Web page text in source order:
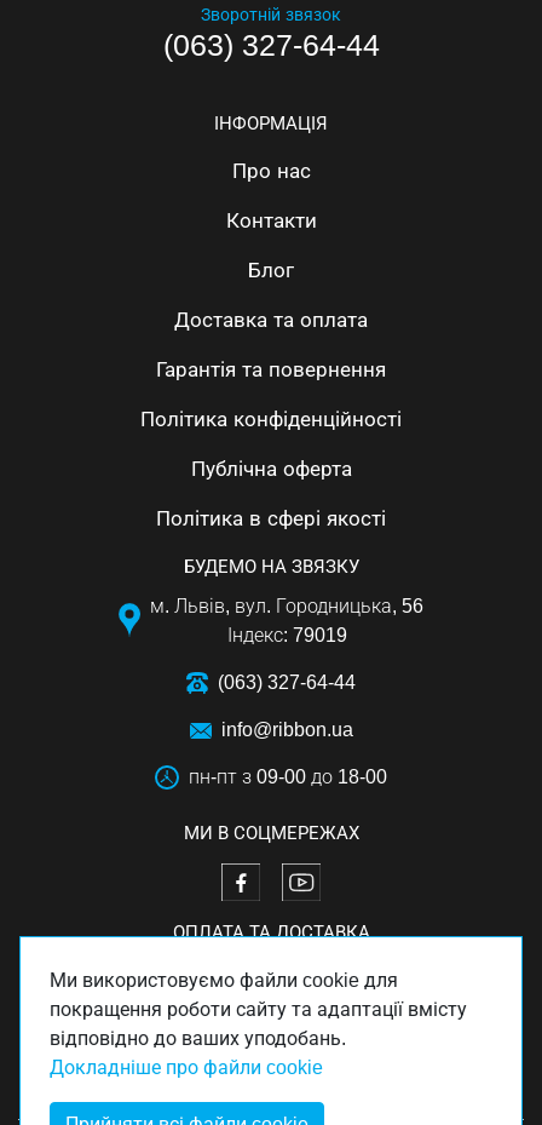
Зворотній звязок
(063) 327-64-44
ІНФОРМАЦІЯ
Про нас
Контакти
Блог
Доставка та оплата
Гарантія та повернення
Політика конфіденційності
Публічна оферта
Політика в сфері якості
БУДЕМО НА ЗВЯЗКУ
м. Львів, вул. Городницька, 56
Індекс: 79019
(063) 327-64-44
info@ribbon.ua
пн-пт з 09-00 до 18-00
МИ В СОЦМЕРЕЖАХ
ОПЛАТА ТА ДОСТАВКА
Ми використовуємо файли cookie для
покращення роботи сайту та адаптації вмісту
відповідно до ваших уподобань.
Докладніше про файли cookie